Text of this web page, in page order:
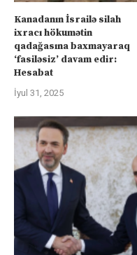
Kanadanın İsrailə silah
ixracı hökumətin
qadağasına baxmayaraq
‘fasiləsiz’ davam edir:
Hesabat
İyul 31, 2025